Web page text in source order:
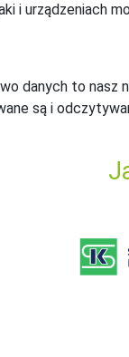
i urządzeniach
danych to nasz
są i